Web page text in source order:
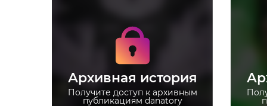
Архивная история
Получите доступ к архивным
публикациям danatory
архивным историям
danatory
Не отвлекайтесь на
рекламу
Загружайте истории без
ограничений